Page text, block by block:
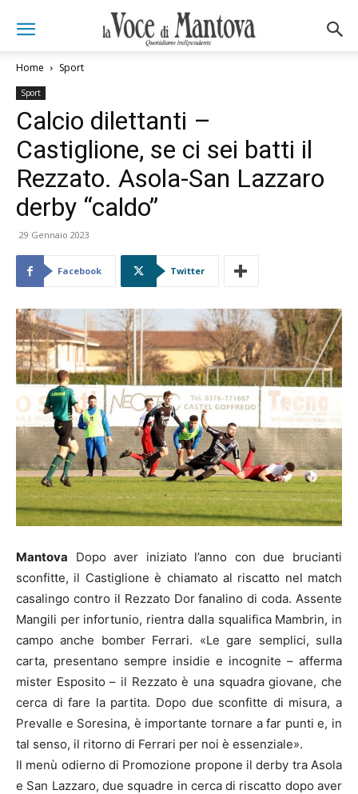
Home Sport
Sport
Calcio dilettanti –
Castiglione, se ci sei batti il
Rezzato. Asola-San Lazzaro
derby “caldo”
29 Gennaio 2023
Facebook Twitter
Mantova Dopo aver iniziato l’anno con due brucianti
sconfitte, il Castiglione è chiamato al riscatto nel match
casalingo contro il Rezzato Dor fanalino di coda. Assente
Mangili per infortunio, rientra dalla squalifica Mambrin, in
campo anche bomber Ferrari. «Le gare semplici, sulla
carta, presentano sempre insidie e incognite – afferma
mister Esposito – il Rezzato è una squadra giovane, che
cerca di fare la partita. Dopo due sconfitte di misura, a
Prevalle e Soresina, è importante tornare a far punti e, in
tal senso, il ritorno di Ferrari per noi è essenziale».
Il menù odierno di Promozione propone il derby tra Asola
e San Lazzaro, due squadre in cerca di riscatto dopo aver